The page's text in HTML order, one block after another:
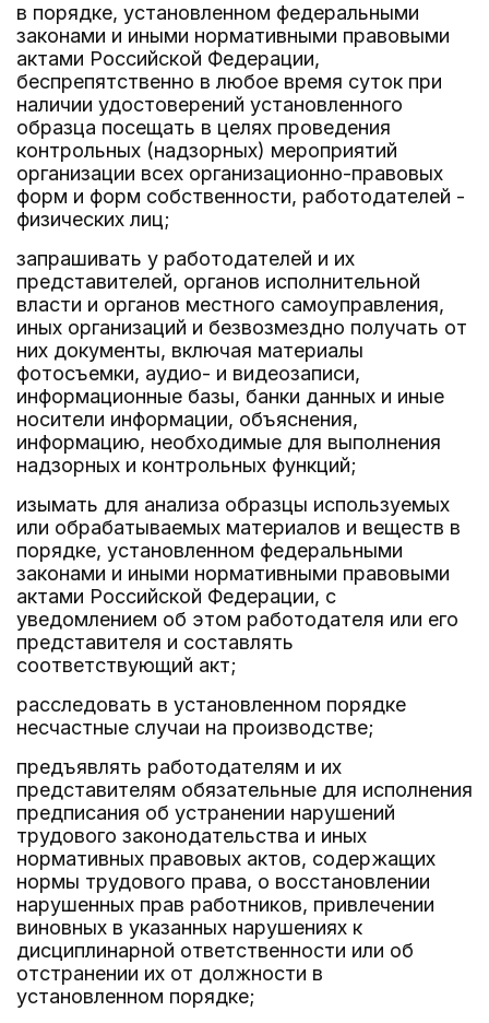
в порядке, установленном федеральными
законами и иными нормативными правовыми
актами Российской Федерации,
беспрепятственно в любое время суток при
наличии удостоверений установленного
образца посещать в целях проведения
контрольных (надзорных) мероприятий
организации всех организационно-правовых
форм и форм собственности, работодателей -
физических лиц;
запрашивать у работодателей и их
представителей, органов исполнительной
власти и органов местного самоуправления,
иных организаций и безвозмездно получать от
них документы, включая материалы
фотосъемки, аудио- и видеозаписи,
информационные базы, банки данных и иные
носители информации, объяснения,
информацию, необходимые для выполнения
надзорных и контрольных функций;
изымать для анализа образцы используемых
или обрабатываемых материалов и веществ в
порядке, установленном федеральными
законами и иными нормативными правовыми
актами Российской Федерации, с
уведомлением об этом работодателя или его
представителя и составлять
соответствующий акт;
расследовать в установленном порядке
несчастные случаи на производстве;
предъявлять работодателям и их
представителям обязательные для исполнения
предписания об устранении нарушений
трудового законодательства и иных
нормативных правовых актов, содержащих
нормы трудового права, о восстановлении
нарушенных прав работников, привлечении
виновных в указанных нарушениях к
дисциплинарной ответственности или об
отстранении их от должности в
установленном порядке;